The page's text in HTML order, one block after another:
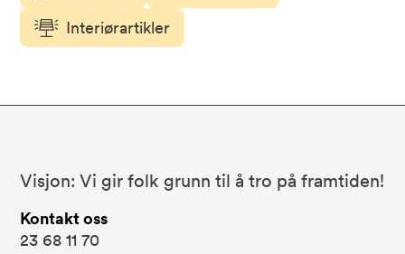
Interiørartikler
Bunnområde
Fretex
Visjon: Vi gir folk grunn til å tro på framtiden!
Kontakt oss
23 68 11 70